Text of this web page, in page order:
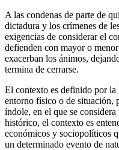
A las condenas de parte de
dictadura y los crímenes de
exigencias de considerar el
defienden con mayor o
exacerban los ánimos,
termina de cerrarse.
El contexto es definido por la
entorno físico o de situación,
índole, en el que se
histórico, el contexto es
económicos y sociopolíticos
un determinado evento de